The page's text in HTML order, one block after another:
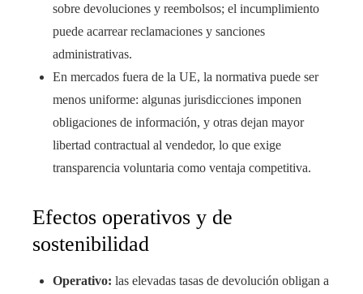
sobre devoluciones y reembolsos; el incumplimiento
puede acarrear reclamaciones y sanciones
administrativas.
En mercados fuera de la UE, la normativa puede ser
menos uniforme: algunas jurisdicciones imponen
obligaciones de información, y otras dejan mayor
libertad contractual al vendedor, lo que exige
transparencia voluntaria como ventaja competitiva.
Efectos operativos y de
sostenibilidad
Operativo: las elevadas tasas de devolución obligan a